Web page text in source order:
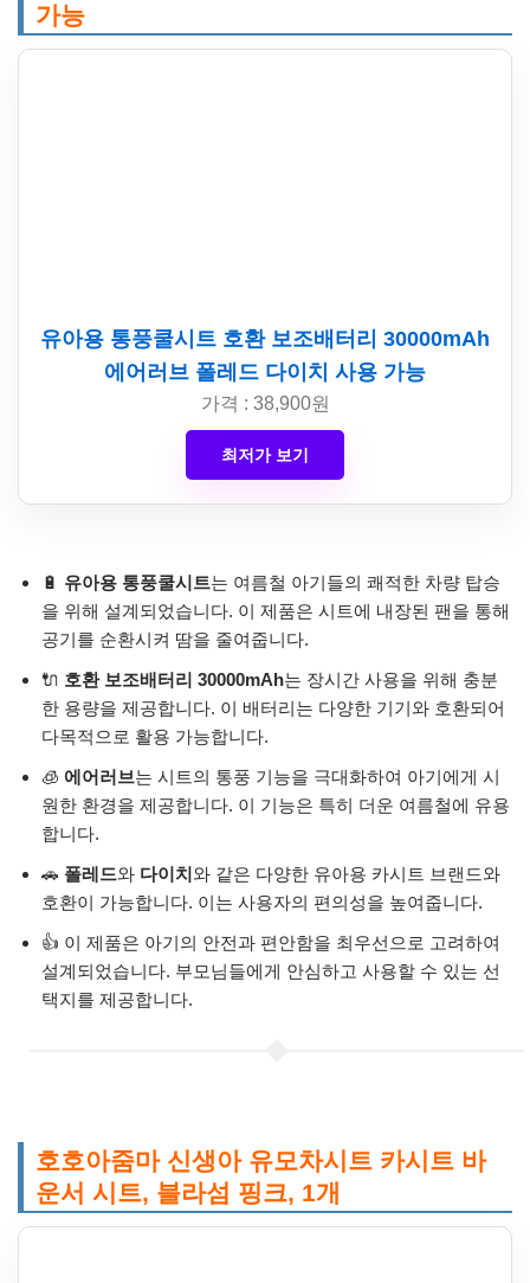
가능
유아용 통풍쿨시트 호환 보조배터리 30000mAh
에어러브 폴레드 다이치 사용 가능
가격 : 38,900원
최저가 보기
🔋 유아용 통풍쿨시트는 여름철 아기들의 쾌적한 차량 탑승
을 위해 설계되었습니다. 이 제품은 시트에 내장된 팬을 통해
공기를 순환시켜 땀을 줄여줍니다.
🔌 호환 보조배터리 30000mAh는 장시간 사용을 위해 충분
한 용량을 제공합니다. 이 배터리는 다양한 기기와 호환되어
다목적으로 활용 가능합니다.
🧊 에어러브는 시트의 통풍 기능을 극대화하여 아기에게 시
원한 환경을 제공합니다. 이 기능은 특히 더운 여름철에 유용
합니다.
🚗 폴레드와 다이치와 같은 다양한 유아용 카시트 브랜드와
호환이 가능합니다. 이는 사용자의 편의성을 높여줍니다.
👍 이 제품은 아기의 안전과 편안함을 최우선으로 고려하여
설계되었습니다. 부모님들에게 안심하고 사용할 수 있는 선
택지를 제공합니다.
호호아줌마 신생아 유모차시트 카시트 바
운서 시트, 블라섬 핑크, 1개